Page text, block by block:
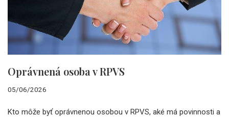
Oprávnená osoba v RPVS
05/06/2026
Kto môže byť oprávnenou osobou v RPVS, aké má povinnosti a